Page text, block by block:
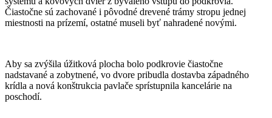
Čiastočne sú zachované i pôvodné drevené trámy stropu jednej
miestnosti na prízemí, ostatné museli byť nahradené novými.
Aby sa zvýšila úžitková plocha bolo podkrovie čiastočne
nadstavané a zobytnené, vo dvore pribudla dostavba západného
krídla a nová konštrukcia pavlače sprístupnila kancelárie na
poschodí.